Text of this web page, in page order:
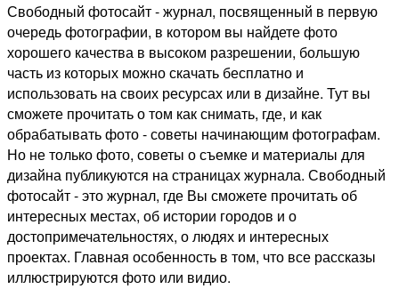
Свободный фотосайт - журнал, посвященный в первую
очередь фотографии, в котором вы найдете фото
хорошего качества в высоком разрешении, большую
часть из которых можно скачать бесплатно и
использовать на своих ресурсах или в дизайне. Тут вы
сможете прочитать о том как снимать, где, и как
обрабатывать фото - советы начинающим фотографам.
Но не только фото, советы о съемке и материалы для
дизайна публикуются на страницах журнала. Свободный
фотосайт - это журнал, где Вы сможете прочитать об
интересных местах, об истории городов и о
достопримечательностях, о людях и интересных
проектах. Главная особенность в том, что все рассказы
иллюстрируются фото или видио.